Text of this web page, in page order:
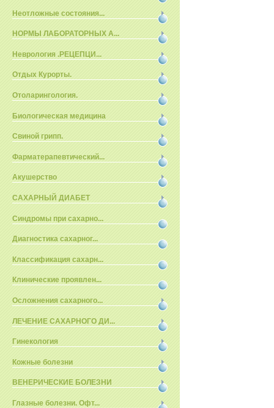
Неотложные состояния...
НОРМЫ ЛАБОРАТОРНЫХ А...
Неврология .РЕЦЕПЦИ...
Отдых Курорты.
Отоларингология.
Биологическая медицина
Свиной грипп.
Фарматерапевтический...
Акушерство
САХАРНЫЙ ДИАБЕТ
Синдромы при сахарно...
Диагностика сахарног...
Классификация сахарн...
Клинические проявлен...
Осложнения сахарного...
ЛЕЧЕНИЕ САХАРНОГО ДИ...
Гинекология
Кожные болезни
ВЕНЕРИЧЕСКИЕ БОЛЕЗНИ
Глазные болезни. Офт...